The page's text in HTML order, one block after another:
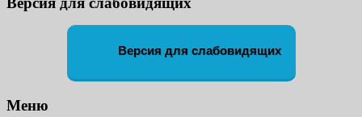
Версия для слабовидящих
Меню